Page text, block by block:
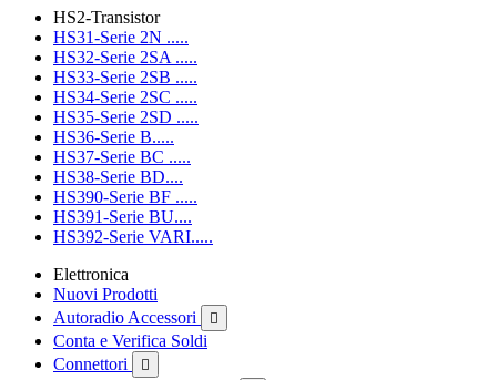
HS2-Transistor
HS31-Serie 2N .....
HS32-Serie 2SA .....
HS33-Serie 2SB .....
HS34-Serie 2SC .....
HS35-Serie 2SD .....
HS36-Serie B.....
HS37-Serie BC .....
HS38-Serie BD....
HS390-Serie BF .....
HS391-Serie BU....
HS392-Serie VARI.....
Elettronica
Nuovi Prodotti
Autoradio Accessori

Conta e Verifica Soldi
Connettori
